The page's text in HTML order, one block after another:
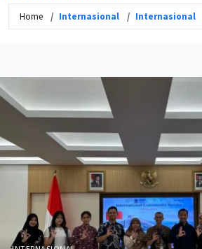
Home Internasional Internasional